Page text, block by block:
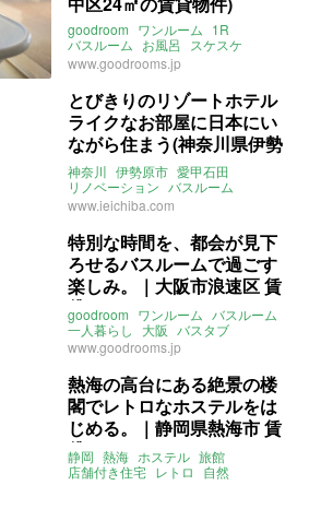
goodroom ワンルーム 1R
バスルーム お風呂
スケスケ
ペット可 愛知 名古屋
名城線 東山線
www.goodrooms.jp
とびきりのリゾートホテル
ライクなお部屋に日本にい
ながら住まう(神奈川県伊勢
原市約110㎡の売買物件)
神奈川 伊勢原市 愛甲石田
リノベーション バスルーム
インナーバルコニー
www.ieichiba.com
特別な時間を、都会が見下
ろせるバスルームで過ごす
楽しみ。｜大阪市浪速区 賃
貸 30㎡
goodroom ワンルーム バスルーム
一人暮らし
大阪 バスタブ
スケスケ 浪速区
www.goodrooms.jp
熱海の高台にある絶景の楼
閣でレトロなホステルをは
じめる。｜静岡県熱海市 賃
貸 436㎡
静岡 熱海 ホステル 旅館
店舗付き住宅 レトロ
自然